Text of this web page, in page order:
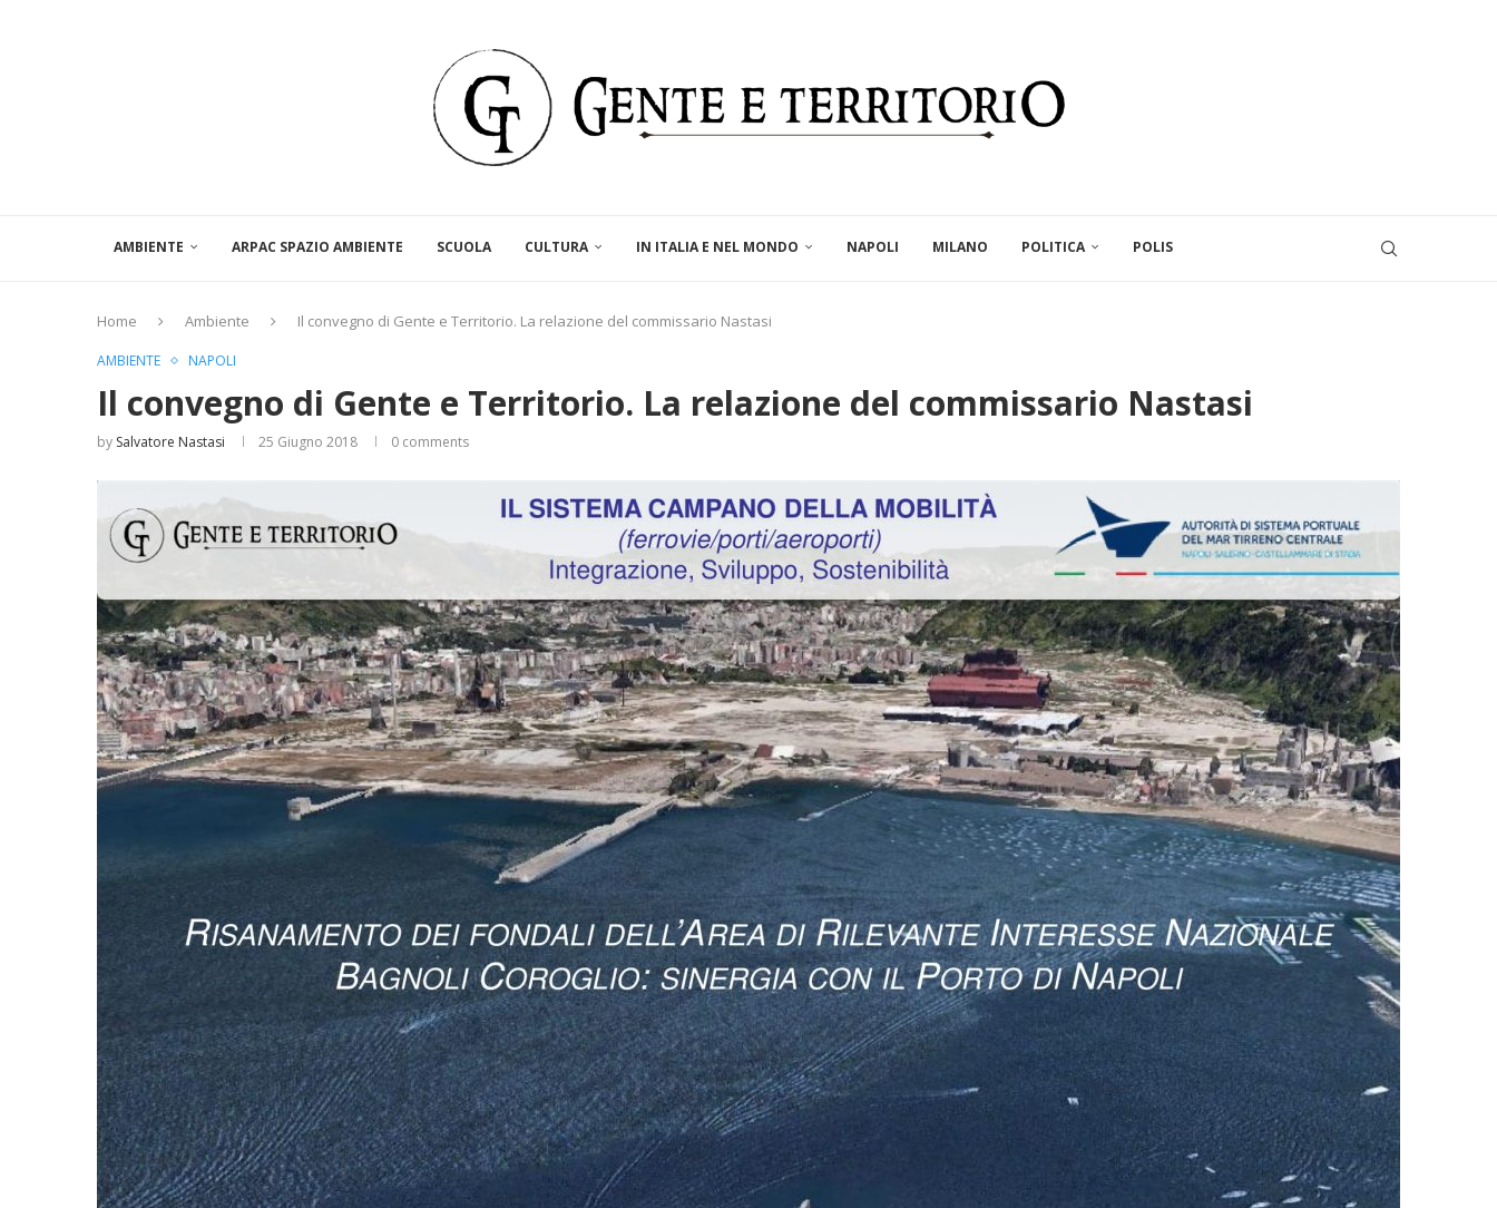
AMBIENTE ARPAC SPAZIO AMBIENTE SCUOLA CULTURA IN ITALIA E NEL MONDO NAPOLI MILANO POLITICA POLIS
Home Ambiente Il convegno di Gente e Territorio. La relazione del commissario Nastasi
AMBIENTE NAPOLI
Il convegno di Gente e Territorio. La relazione del commissario Nastasi
by Salvatore Nastasi 25 Giugno 2018 0 comments